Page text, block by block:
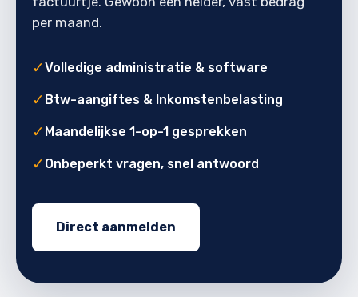
per maand.
✓Volledige administratie & software
✓ Btw-aangiftes & Inkomstenbelasting
✓ Maandelijkse 1-op-1 gesprekken
✓ Onbeperkt vragen, snel antwoord
Direct aanmelden